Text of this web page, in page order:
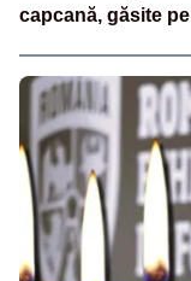
capcană, găsite